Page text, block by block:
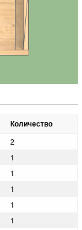
Количество
2
1
1
1
1
1